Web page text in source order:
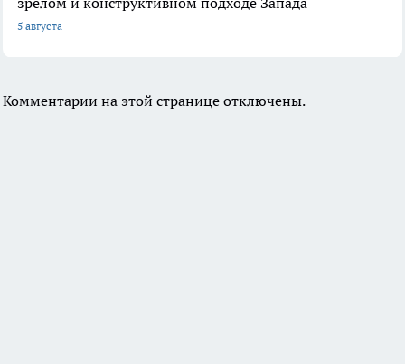
5 августа
Комментарии на этой странице отключены.